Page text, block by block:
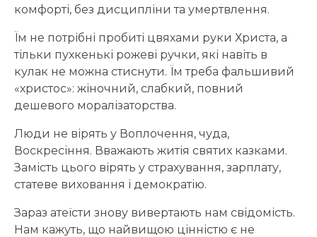
комфорті, без дисципліни та умертвлення.
Їм не потрібні пробиті цвяхами руки Христа, а
тільки пухкенькі рожеві ручки, які навіть в
кулак не можна стиснути. Їм треба фальшивий
«христос»: жіночний, слабкий, повний
дешевого моралізаторства.
Люди не вірять у Воплочення, чуда,
Воскресіння. Вважають житія святих казками.
Замість цього вірять у страхування, зарплату,
статеве виховання і демократію.
Зараз атеїсти знову вивертають нам свідомість.
Нам кажуть, що найвищою цінністю є не